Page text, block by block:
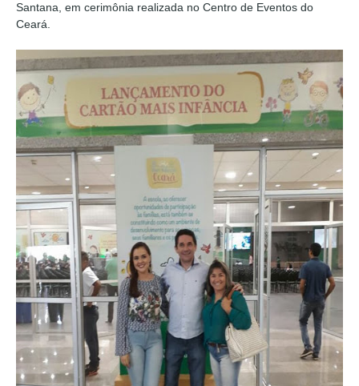
Santana, em cerimônia realizada no Centro de Eventos do
Ceará.